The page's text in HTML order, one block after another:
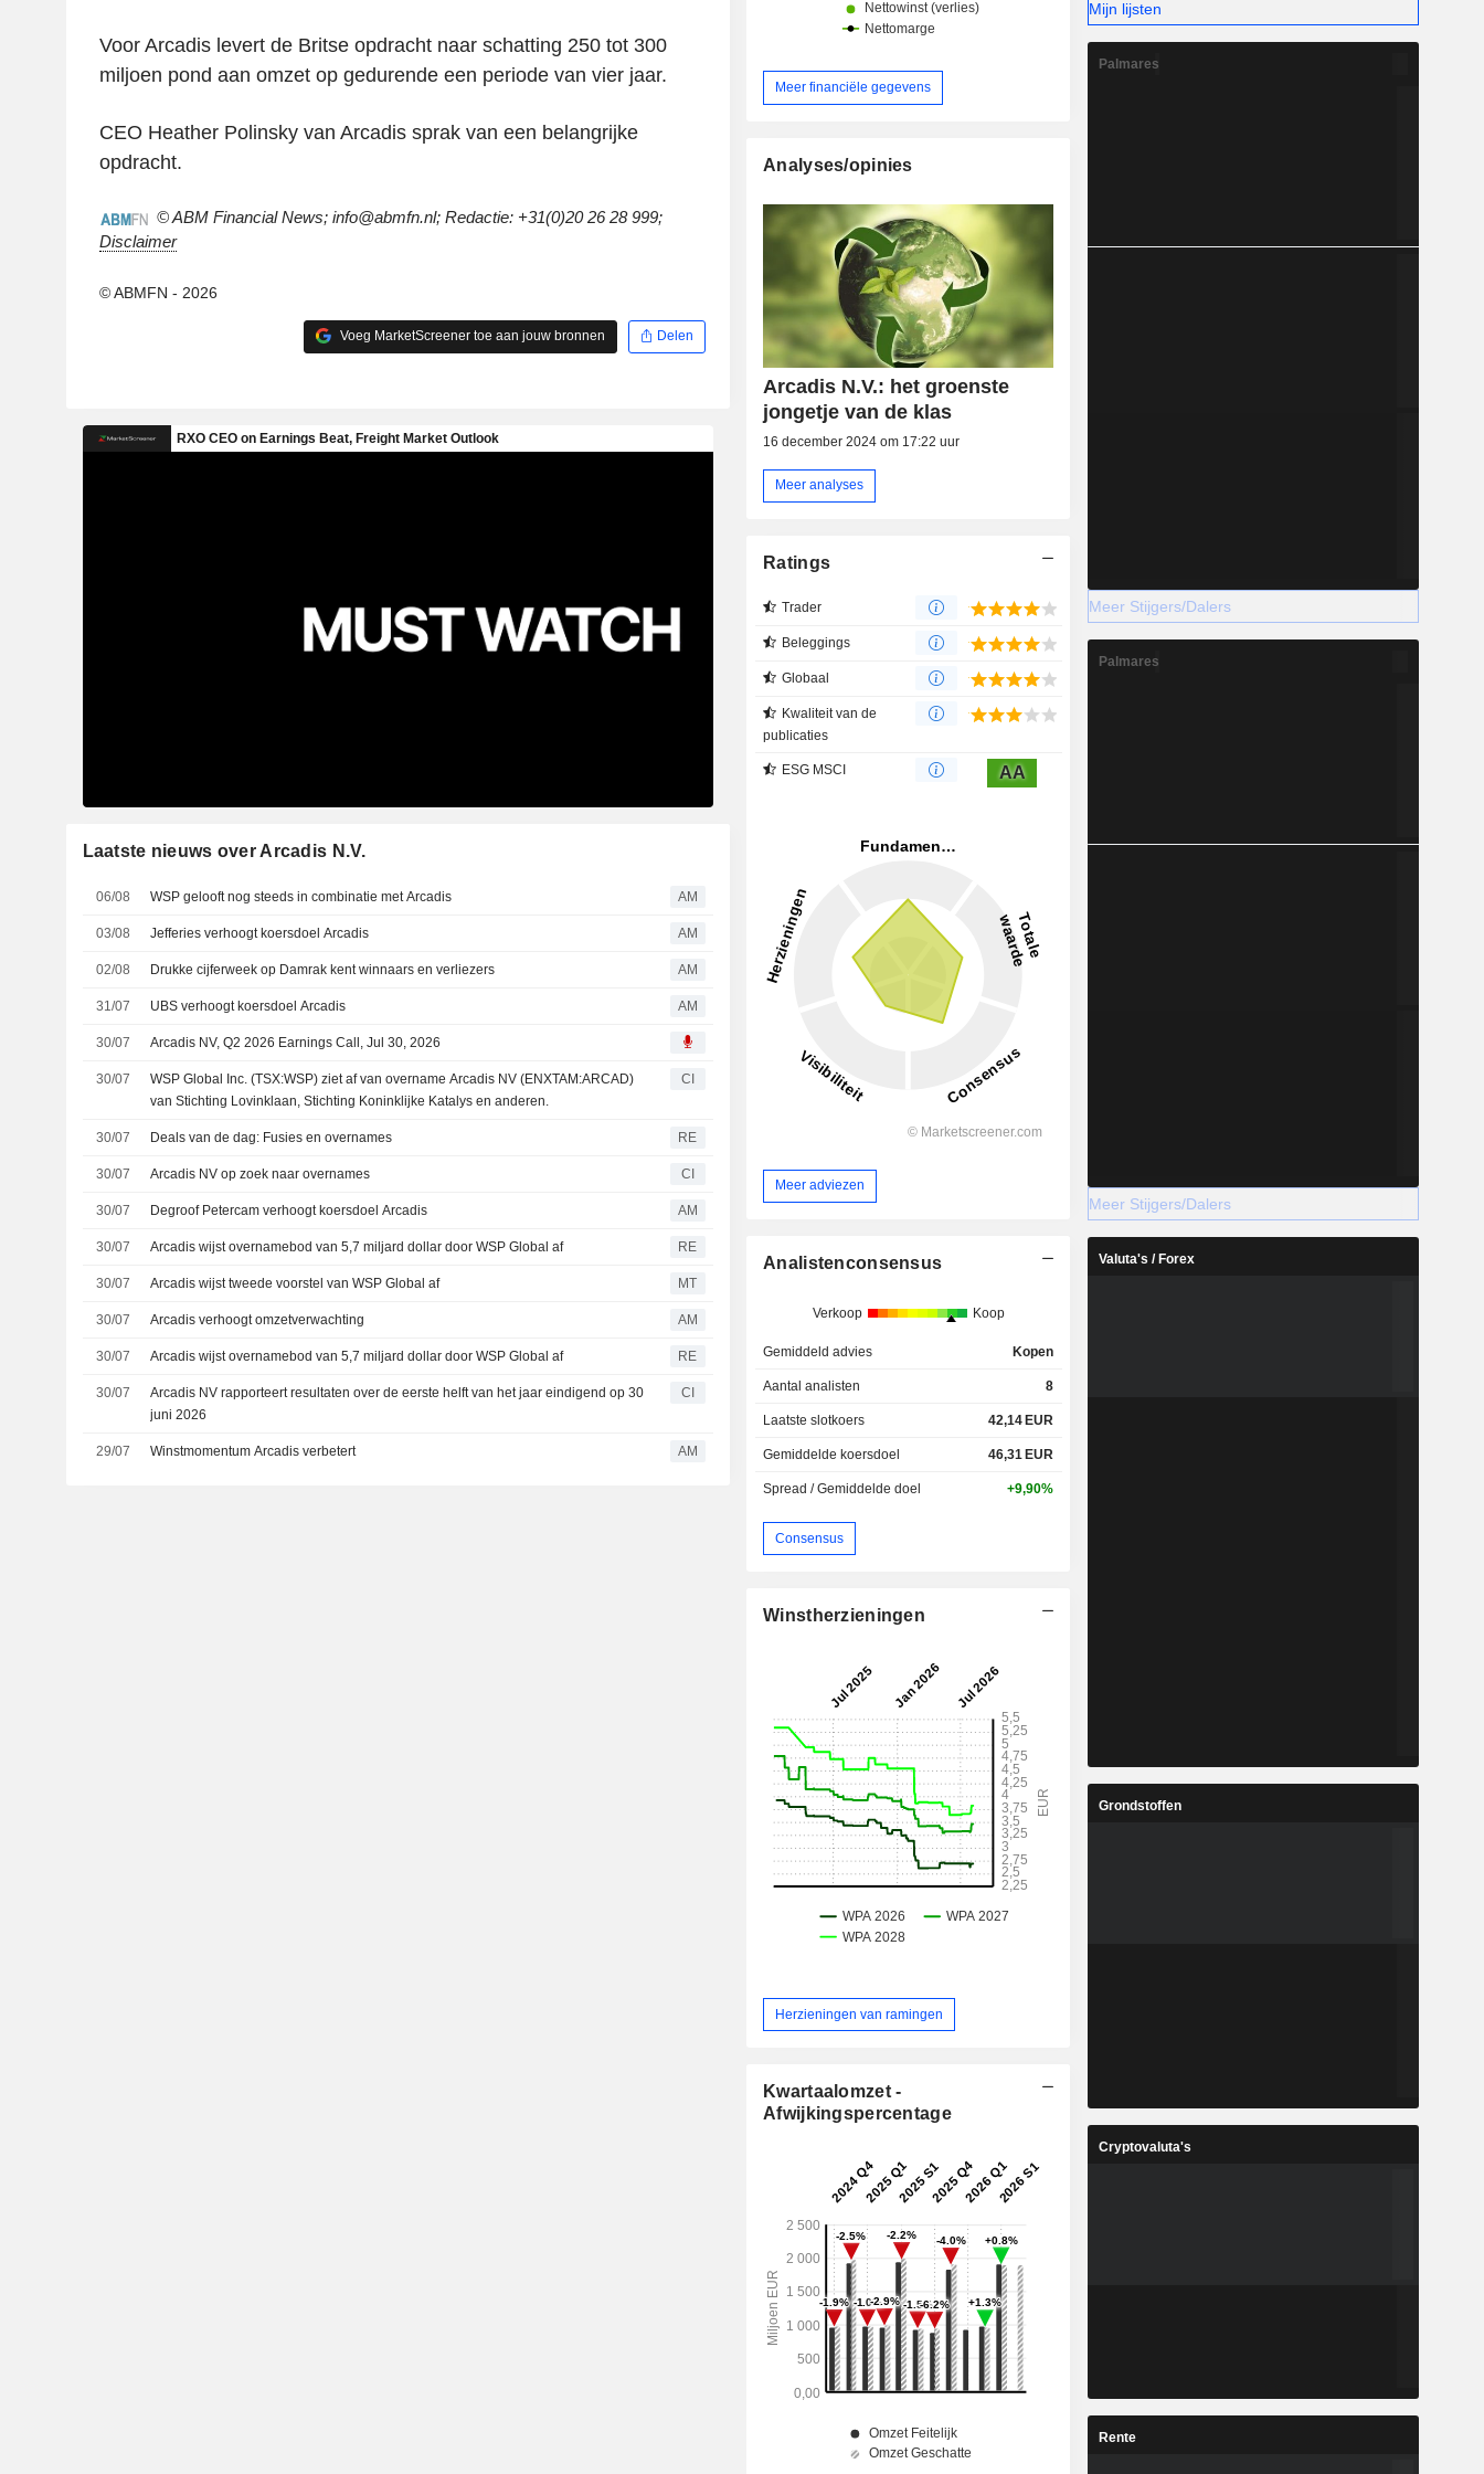
Voor Arcadis levert de Britse opdracht naar schatting 250 tot 300
miljoen pond aan omzet op gedurende een periode van vier jaar.
CEO Heather Polinsky van Arcadis sprak van een belangrijke
opdracht.
© ABM Financial News; info@abmfn.nl; Redactie: +31(0)20 26 28 999;
Disclaimer
© ABMFN - 2026
Voeg MarketScreener toe aan jouw bronnen Delen
Laatste nieuws over Arcadis N.V.
06/08 WSP gelooft nog steeds in combinatie met Arcadis AM
03/08 Jefferies verhoogt koersdoel Arcadis AM
02/08 Drukke cijferweek op Damrak kent winnaars en verliezers AM
31/07 UBS verhoogt koersdoel Arcadis AM
30/07 Arcadis NV, Q2 2026 Earnings Call, Jul 30, 2026
30/07
WSP Global Inc. (TSX:WSP) ziet af van overname Arcadis NV (ENXTAM:ARCAD)
van Stichting Lovinklaan, Stichting Koninklijke Katalys en anderen.
CI
30/07 Deals van de dag: Fusies en overnames RE
30/07 Arcadis NV op zoek naar overnames CI
30/07 Degroof Petercam verhoogt koersdoel Arcadis AM
30/07 Arcadis wijst overnamebod van 5,7 miljard dollar door WSP Global af RE
30/07 Arcadis wijst tweede voorstel van WSP Global af MT
30/07 Arcadis verhoogt omzetverwachting AM
30/07 Arcadis wijst overnamebod van 5,7 miljard dollar door WSP Global af RE
30/07
Arcadis NV rapporteert resultaten over de eerste helft van het jaar eindigend op 30
juni 2026
CI
29/07 Winstmomentum Arcadis verbetert AM
Meer financiële gegevens
Analyses/opinies
Arcadis N.V.: het groenste
jongetje van de klas
16 december 2024 om 17:22 uur
Meer analyses
Ratings
Trader
Beleggings
Globaal
Kwaliteit van de
publicaties
ESG MSCI AA
Meer adviezen
Analistenconsensus
Verkoop Koop
Gemiddeld advies Kopen
Aantal analisten 8
Laatste slotkoers 42,14 EUR
Gemiddelde koersdoel 46,31 EUR
Spread / Gemiddelde doel +9,90%
Consensus
Winstherzieningen
Herzieningen van ramingen
Kwartaalomzet -
Afwijkingspercentage
Mijn lijsten
Palmares
Meer Stijgers/Dalers
Palmares
Meer Stijgers/Dalers
Valuta's / Forex
Grondstoffen
Cryptovaluta's
Rente